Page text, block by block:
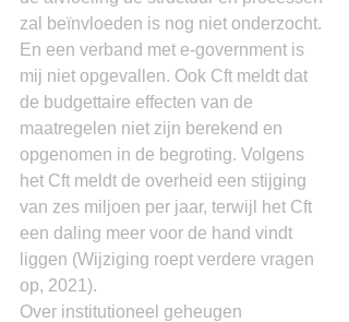
zal beïnvloeden is nog niet onderzocht.
En een verband met e-government is
mij niet opgevallen. Ook Cft meldt dat
de budgettaire effecten van de
maatregelen niet zijn berekend en
opgenomen in de begroting. Volgens
het Cft meldt de overheid een stijging
van zes miljoen per jaar, terwijl het Cft
een daling meer voor de hand vindt
liggen (Wijziging roept verdere vragen
op, 2021).
Over institutioneel geheugen